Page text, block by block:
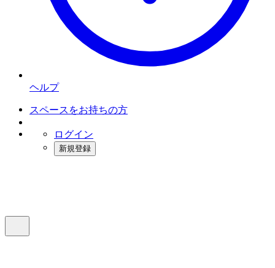
ヘルプ
スペースをお持ちの方
ログイン
新規登録